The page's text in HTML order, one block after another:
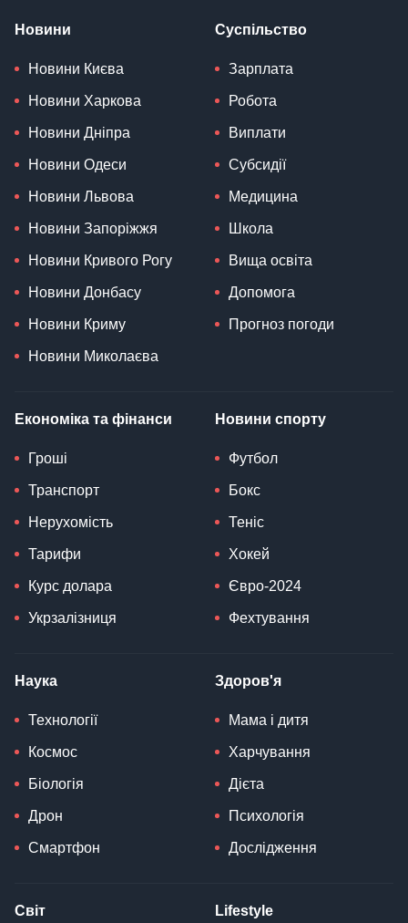
Новини
Новини Києва
Новини Харкова
Новини Дніпра
Новини Одеси
Новини Львова
Новини Запоріжжя
Новини Кривого Рогу
Новини Донбасу
Новини Криму
Новини Миколаєва
Суспільство
Зарплата
Робота
Виплати
Субсидії
Медицина
Школа
Вища освіта
Допомога
Прогноз погоди
Економіка та фінанси
Гроші
Транспорт
Нерухомість
Тарифи
Курс долара
Укрзалізниця
Новини спорту
Футбол
Бокс
Теніс
Хокей
Євро-2024
Фехтування
Наука
Технології
Космос
Біологія
Дрон
Смартфон
Здоров'я
Мама і дитя
Харчування
Дієта
Психологія
Дослідження
Світ Lifestyle